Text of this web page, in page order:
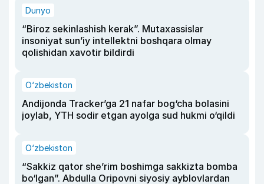
Dunyo
“Biroz sekinlashish kerak”. Mutaxassislar
insoniyat sun’iy intellektni boshqara olmay
qolishidan xavotir bildirdi
O‘zbekiston
Andijonda Tracker’ga 21 nafar bog‘cha bolasini
joylab, YTH sodir etgan ayolga sud hukmi o‘qildi
O‘zbekiston
“Sakkiz qator she’rim boshimga sakkizta bomba
bo‘lgan”. Abdulla Oripovni siyosiy ayblovlardan